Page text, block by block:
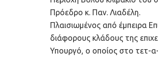
Πρόεδρο κ. Παν. Λιαδέλη.
Πλαισιωμένος από έμπειρα
διάφορους κλάδους της
Υπουργό, ο οποίος στο τετ-